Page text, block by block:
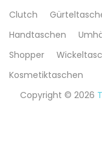
Clutch
Handtaschen
Shopper
Kosmetiktaschen
Copyright © 2026